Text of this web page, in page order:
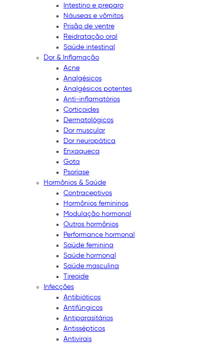
Intestino e preparo
Náuseas e vômitos
Prisão de ventre
Reidratação oral
Saúde intestinal
Dor & Inflamação
Acne
Analgésicos
Analgésicos potentes
Anti-inflamatórios
Corticoides
Dermatológicos
Dor muscular
Dor neuropática
Enxaqueca
Gota
Psoríase
Hormônios & Saúde
Contraceptivos
Hormônios femininos
Modulação hormonal
Outros hormônios
Performance hormonal
Saúde feminina
Saúde hormonal
Saúde masculina
Tireoide
Infecções
Antibióticos
Antifúngicos
Antiparasitários
Antissépticos
Antivirais